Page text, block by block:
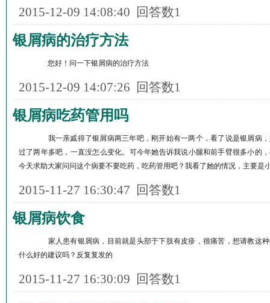
2015-12-09 14:08:40 回答数1
银屑病的治疗方法
您好！问一下银屑病的治疗方法
2015-12-09 14:07:26 回答数1
银屑病吃药管用吗
我一亲戚得了银屑病两三年吧，刚开始有一两个，看了说是银屑病，
过了两年多吧，一直没怎么变化。可今年她告诉我说小腿和前手臂很多小的
今天求助大家问问这个病要不要吃药，吃药管用吧？我看了她的情况，主要是
2015-11-27 16:30:47 回答数1
银屑病饮食
家人患有银屑病，目前就是头部于下肢有皮疹，很痛苦，想请教这种
什么好的建议吗？反复复发的
2015-11-27 16:30:09 回答数1